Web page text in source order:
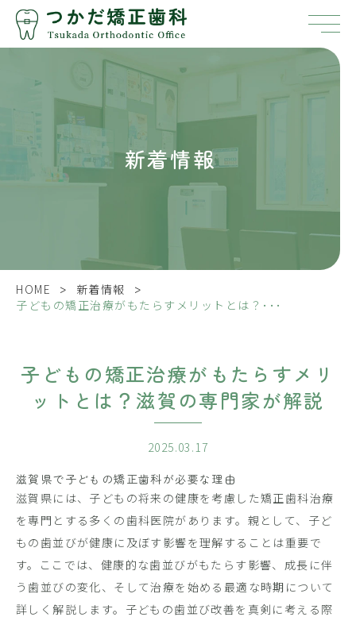
新着情報
HOME > 新着情報 >
子どもの矯正治療がもたらすメリットとは？･･･
子どもの矯正治療がもたらすメリ
ットとは？滋賀の専門家が解説
2025.03.17
滋賀県で子どもの矯正歯科が必要な理由
滋賀県には、子どもの将来の健康を考慮した矯正歯科治療
を専門とする多くの歯科医院があります。親として、子ど
もの歯並びが健康に及ぼす影響を理解することは重要で
す。ここでは、健康的な歯並びがもたらす影響、成長に伴
う歯並びの変化、そして治療を始める最適な時期について
詳しく解説します。子どもの歯並び改善を真剣に考える際